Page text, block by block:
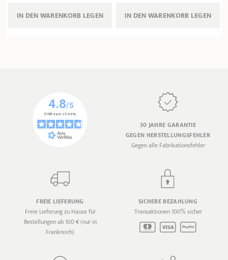
LEGEN LEGEN
30 JAHRE GARANTIE
GEGEN HERSTELLUNGSFEHLER
Gegen alle Fabrikationsfehler
FREIE LIEFERUNG
Freie Lieferung zu Hause für
Bestellungen ab 100 € (nur in
Frankreich)
SICHERE BEZAHLUNG
Transaktionen 100% sicher